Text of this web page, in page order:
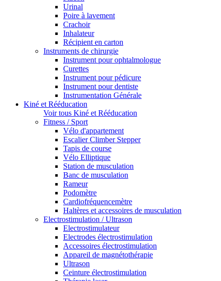
Urinal
Poire à lavement
Crachoir
Inhalateur
Récipient en carton
Instruments de chirurgie
Instrument pour ophtalmologue
Curettes
Instrument pour pédicure
Instrument pour dentiste
Instrumentation Générale
Kiné et Rééducation
Voir tous Kiné et Rééducation
Fitness / Sport
Vélo d'appartement
Escalier Climber Stepper
Tapis de course
Vélo Elliptique
Station de musculation
Banc de musculation
Rameur
Podomètre
Cardiofréquencemètre
Haltères et accessoires de musculation
Electrostimulation / Ultrason
Electrostimulateur
Electrodes électrostimulation
Accessoires électrostimulation
Appareil de magnétothérapie
Ultrason
Ceinture électrostimulation